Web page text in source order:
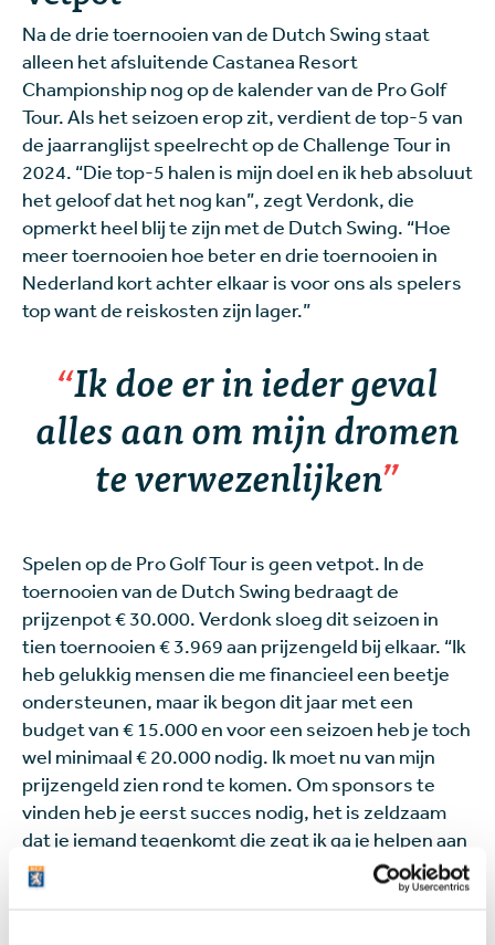
Na de drie toernooien van de Dutch Swing staat
alleen het afsluitende Castanea Resort
Championship nog op de kalender van de Pro Golf
Tour. Als het seizoen erop zit, verdient de top-5 van
de jaarranglijst speelrecht op de Challenge Tour in
2024. “Die top-5 halen is mijn doel en ik heb absoluut
het geloof dat het nog kan”, zegt Verdonk, die
opmerkt heel blij te zijn met de Dutch Swing. “Hoe
meer toernooien hoe beter en drie toernooien in
Nederland kort achter elkaar is voor ons als spelers
top want de reiskosten zijn lager.”
Ik doe er in ieder geval
alles aan om mijn dromen
te verwezenlijken
Spelen op de Pro Golf Tour is geen vetpot. In de
toernooien van de Dutch Swing bedraagt de
prijzenpot € 30.000. Verdonk sloeg dit seizoen in
tien toernooien € 3.969 aan prijzengeld bij elkaar. “Ik
heb gelukkig mensen die me financieel een beetje
ondersteunen, maar ik begon dit jaar met een
budget van € 15.000 en voor een seizoen heb je toch
wel minimaal € 20.000 nodig. Ik moet nu van mijn
prijzengeld zien rond te komen. Om sponsors te
vinden heb je eerst succes nodig, het is zeldzaam
dat je iemand tegenkomt die zegt ik ga je helpen aan
de top te komen. Dat snap ik ook wel, maar het
maakt het wel lastig. Het liefst wil je alleen met het